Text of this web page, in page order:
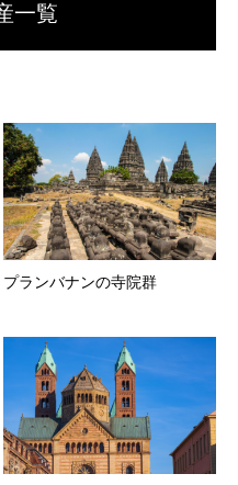
一覧
プランバナンの寺院群